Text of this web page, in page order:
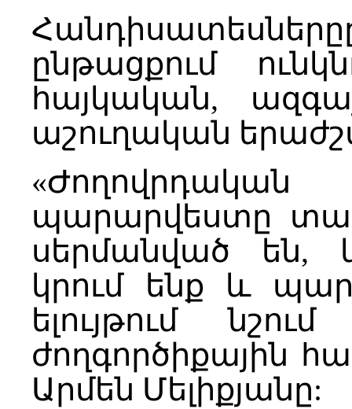
ընթացքում
հայկական,
աշուղական
պարարվեստը
սերմանված են,
կրում ենք և
ելույթում
ժողգործիքային
Արմեն Մելիքյանը: